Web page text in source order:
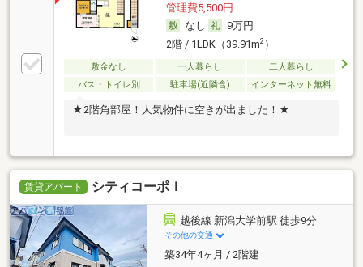
管理費5,500円
なし
9万円
2階 / 1LDK（39.91m2）
敷金なし 一人暮らし
二人暮らし
バス・トイレ別
駐車場(近隣含) インターネット無料
★2階角部屋！人気物件に空きが出ました！★
賃貸アパート シティコーポＩ
越後線 新潟大学前駅 徒歩9分
その他の交通
築34年4ヶ月 / 2階建